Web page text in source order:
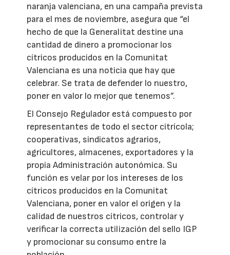
naranja valenciana, en una campaña prevista
para el mes de noviembre, asegura que “el
hecho de que la Generalitat destine una
cantidad de dinero a promocionar los
cítricos producidos en la Comunitat
Valenciana es una noticia que hay que
celebrar. Se trata de defender lo nuestro,
poner en valor lo mejor que tenemos”.
El Consejo Regulador está compuesto por
representantes de todo el sector citrícola;
cooperativas, sindicatos agrarios,
agricultores, almacenes, exportadores y la
propia Administración autonómica. Su
función es velar por los intereses de los
cítricos producidos en la Comunitat
Valenciana, poner en valor el origen y la
calidad de nuestros cítricos, controlar y
verificar la correcta utilización del sello IGP
y promocionar su consumo entre la